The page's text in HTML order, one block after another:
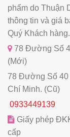
phẩm do Thuận
thông tin và giá
Quý Khách hàng.
78 Đường Số
(Mới)
78 Đường Số 40
Chí Minh. (Cũ)
0933449139
Giấy phép
cấp